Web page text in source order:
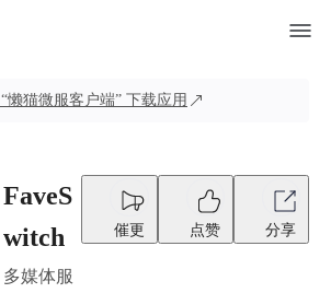
“懒猫微服客户端” 下载应用
FaveS
witch
多媒体服
催更 点赞 分享